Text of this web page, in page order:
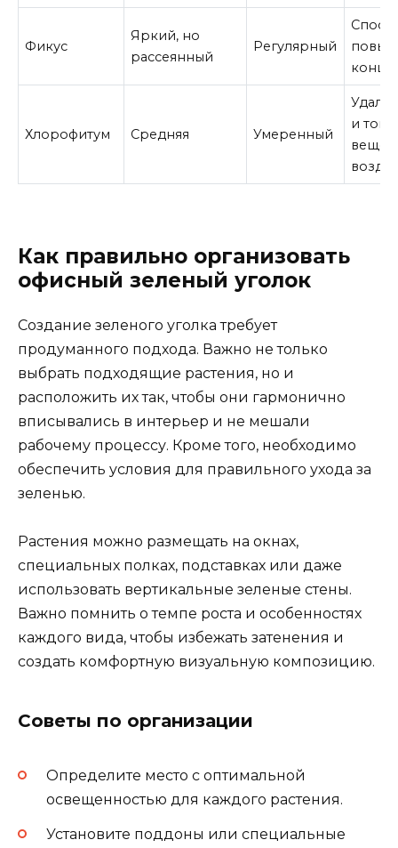
Фикус
Яркий, но
рассеянный
Регулярный
Хлорофитум Средняя Умеренный
и
Как правильно организовать
офисный зеленый уголок
Создание зеленого уголка требует
продуманного подхода. Важно не только
выбрать подходящие растения, но и
расположить их так, чтобы они гармонично
вписывались в интерьер и не мешали
рабочему процессу. Кроме того, необходимо
обеспечить условия для правильного ухода за
зеленью.
Растения можно размещать на окнах,
специальных полках, подставках или даже
использовать вертикальные зеленые стены.
Важно помнить о темпе роста и особенностях
каждого вида, чтобы избежать затенения и
создать комфортную визуальную композицию.
Советы по организации
Определите место с оптимальной
освещенностью для каждого растения.
Установите поддоны или специальные